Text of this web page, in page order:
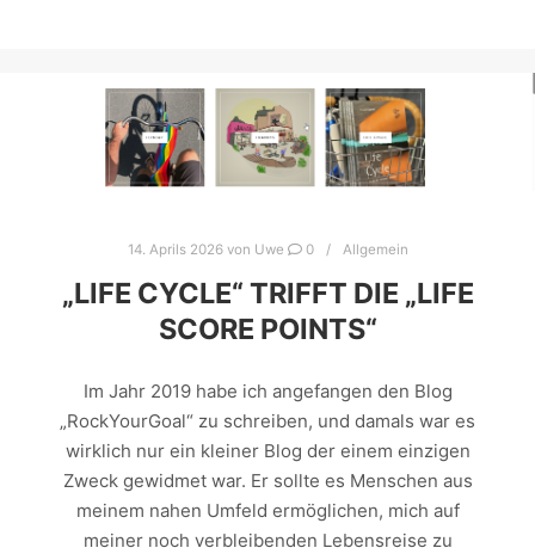
14. Aprils 2026von Uwe 0 Allgemein
„LIFE CYCLE“ TRIFFT DIE „LIFE
SCORE POINTS“
Im Jahr 2019 habe ich angefangen den Blog
„RockYourGoal“ zu schreiben, und damals war es
wirklich nur ein kleiner Blog der einem einzigen
Zweck gewidmet war. Er sollte es Menschen aus
meinem nahen Umfeld ermöglichen, mich auf
meiner noch verbleibenden Lebensreise zu